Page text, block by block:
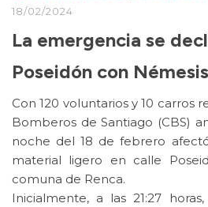
18/02/2024
La emergencia se
Poseidón con
Con 120 voluntarios y 10 carros
Bomberos de Santiago (CBS)
noche del 18 de febrero
material ligero en calle
comuna de Renca.
Inicialmente, a las 21:27